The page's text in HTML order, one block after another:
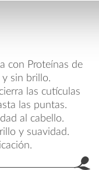
con Proteínas de
y sin brillo.
las cutículas
las puntas.
al cabello.
y suavidad.